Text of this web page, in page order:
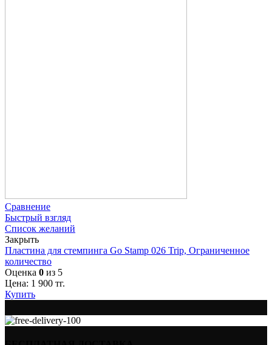
Сравнение
Быстрый взгляд
Список желаний
Закрыть
Пластина для стемпинга Go Stamp 026 Trip, Ограниченное
количество
Оценка 0 из 5
Цена: 1 900 тг.
Купить